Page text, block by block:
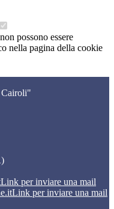
possono essere
nella pagina della cookie
Link per inviare una mail
Link per inviare una mail